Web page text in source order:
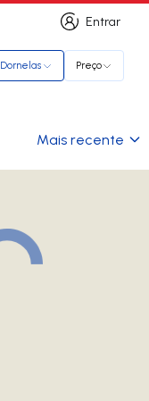
Entrar
Entrar
Dornelas Preço
Mais recente